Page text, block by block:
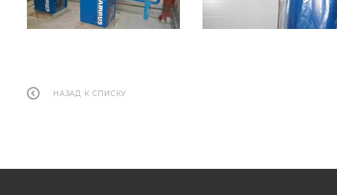
НАЗАД К СПИСКУ